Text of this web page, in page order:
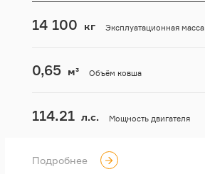
Эксплуатационная масса
14 100 кг
Объём ковша
0,65 м³
Мощность двигателя
114.21 л.с.
Подробнее